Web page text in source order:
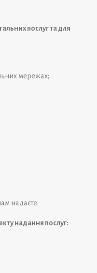
послуг та для
мережах;
надаєте.
надання послуг: